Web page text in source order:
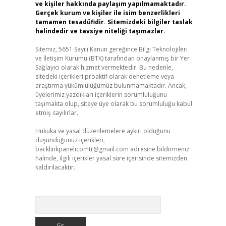
ve kişiler hakkında paylaşım yapılmamaktadır.
Gerçek kurum ve kişiler ile isim benzerlikleri
tamamen tesadüfidir. Sitemizdeki bilgiler taslak
halindedir ve tavsiye niteliği taşımazlar.
Sitemiz, 5651 Sayılı Kanun gereğince Bilgi Teknolojileri
ve İletişim Kurumu (BTK) tarafından onaylanmış bir Yer
Sağlayıcı olarak hizmet vermektedir. Bu nedenle,
sitedeki içerikleri proaktif olarak denetleme veya
araştırma yükümlülüğümüz bulunmamaktadır. Ancak,
üyelerimiz yazdıkları içeriklerin sorumluluğunu
taşımakta olup, siteye üye olarak bu sorumluluğu kabul
etmiş sayılırlar.
Hukuka ve yasal düzenlemelere aykırı olduğunu
düşündüğünüz içerikleri,
backlinkpanelicomtr@gmail.com adresine bildirmeniz
halinde, ilgili içerikler yasal süre içerisinde sitemizden
kaldırılacaktır.